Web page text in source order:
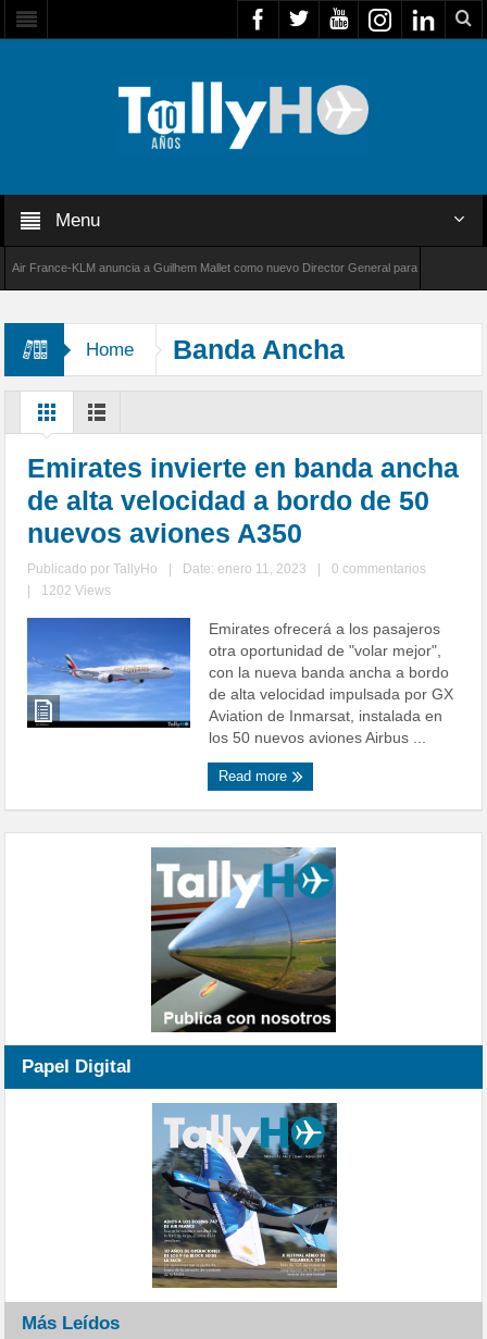
Menu
KLM anuncia a Guilhem Mallet como nuevo Director General para América Latina
Home Banda Ancha
Emirates invierte en banda ancha
de alta velocidad a bordo de 50
nuevos aviones A350
Publicado porTallyHo Date: enero 11, 2023
0 commentarios
1202 Views
Emirates ofrecerá a los pasajeros
otra oportunidad de "volar mejor",
con la nueva banda ancha a bordo
de alta velocidad impulsada por GX
Aviation de Inmarsat, instalada en
los 50 nuevos aviones Airbus ...
Read more
Papel Digital
Más Leídos